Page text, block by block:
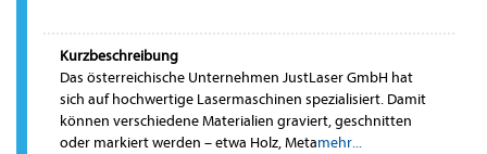
Kurzbeschreibung
Das österreichische Unternehmen JustLaser GmbH hat
sich auf hochwertige Lasermaschinen spezialisiert. Damit
können verschiedene Materialien graviert, geschnitten
oder markiert werden – etwa Holz, Metamehr...